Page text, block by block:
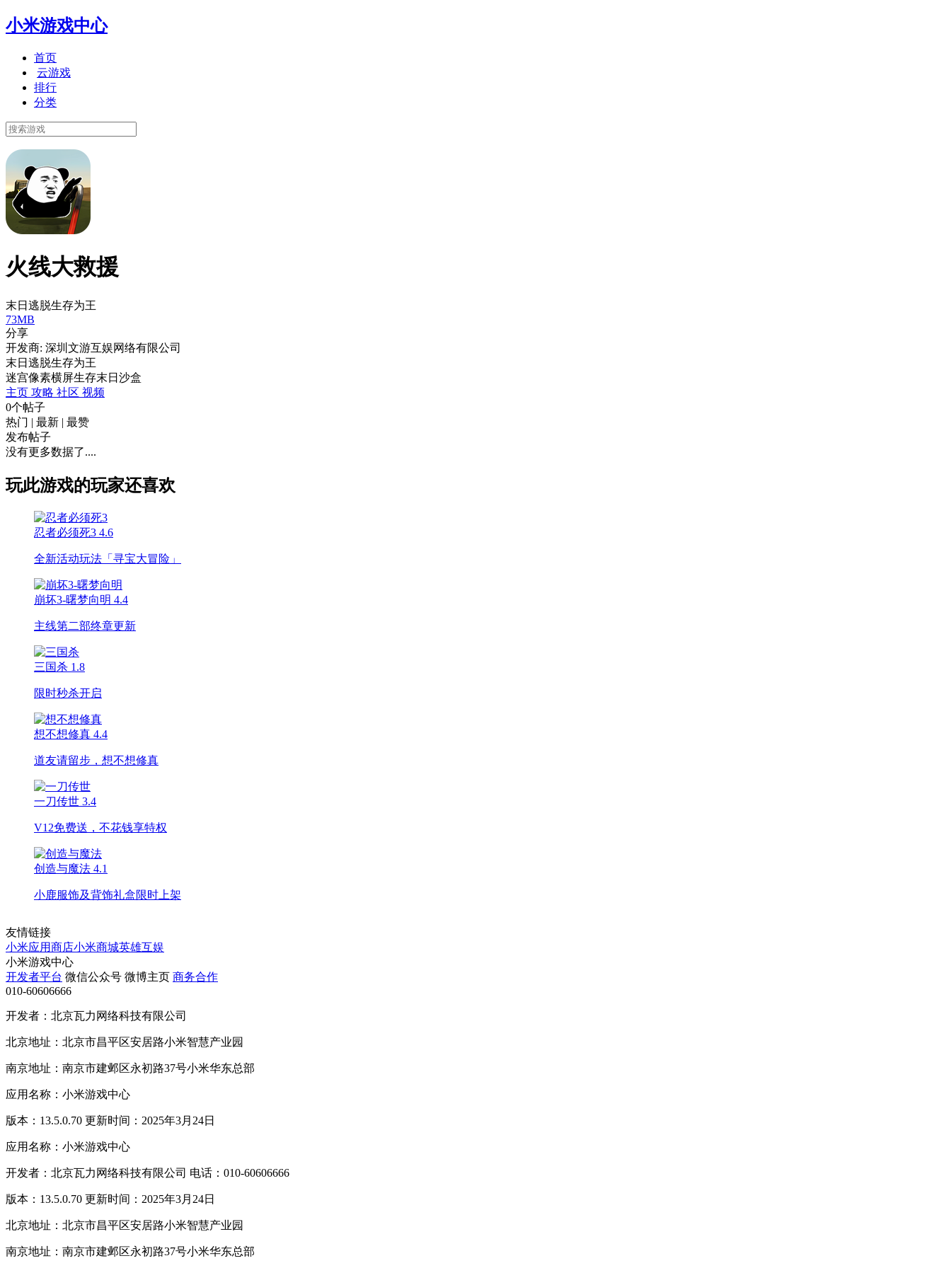
小米游戏中心
首页
云游戏
排行
分类
火线大救援
末日逃脱生存为王
73MB
分享
开发商: 深圳文游互娱网络有限公司
末日逃脱生存为王
迷宫像素横屏生存末日 沙盒
主页 攻略 社区 视频
0个帖子
热门 | 最新 | 最赞
发布帖子
没有更多数据了....
玩此游戏的玩家还喜欢
忍者必须死3 4.6
全新活动玩法「寻宝大冒险」
崩坏3-曙梦向明 4.4
主线第二部终章更新
三国杀 1.8
限时秒杀开启
想不想修真 4.4
道友请留步，想不想修真
一刀传世 3.4
V12免费送，不花钱享特权
创造与魔法 4.1
小鹿服饰及背饰礼盒限时上架
友情链接
小米应用商店小米商城英雄互娱
小米游戏中心
开发者平台 微信公众号 微博主页 商务合作
010-60606666
开发者：北京瓦力网络科技有限公司
北京地址：北京市昌平区安居路小米智慧产业园
南京地址：南京市建邺区永初路37号小米华东总部
应用名称：小米游戏中心
版本：13.5.0.70 更新时间：2025年3月24日
应用名称：小米游戏中心
开发者：北京瓦力网络科技有限公司 电话：010-60606666
版本：13.5.0.70 更新时间：2025年3月24日
北京地址：北京市昌平区安居路小米智慧产业园
南京地址：南京市建邺区永初路37号小米华东总部